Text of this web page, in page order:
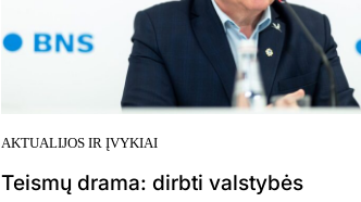
AKTUALIJOS IR ĮVYKIAI
Teismų drama: dirbti valstybės